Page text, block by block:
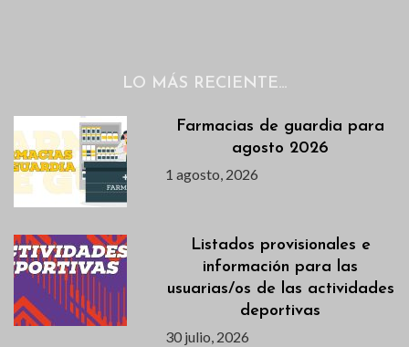
LO MÁS RECIENTE…
Farmacias de guardia para
agosto 2026
1 agosto, 2026
Listados provisionales e
información para las
usuarias/os de las actividades
deportivas
30 julio, 2026